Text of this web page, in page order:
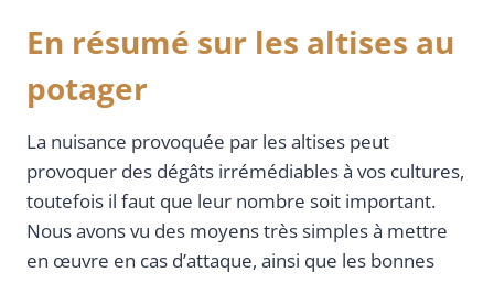
En résumé sur les altises au
potager
La nuisance provoquée par les altises peut
provoquer des dégâts irrémédiables à vos cultures,
toutefois il faut que leur nombre soit important.
Nous avons vu des moyens très simples à mettre
en œuvre en cas d’attaque, ainsi que les bonnes